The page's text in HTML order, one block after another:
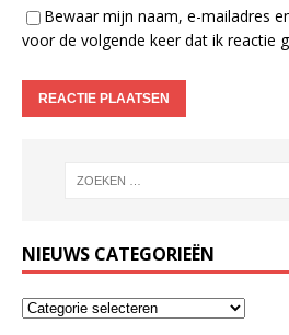
Bewaar mijn naam, e-mailadres
voor de volgende keer dat ik reactie
NIEUWS CATEGORIEËN